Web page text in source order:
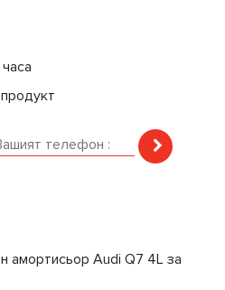
амортисьор Audi Q7 4L за